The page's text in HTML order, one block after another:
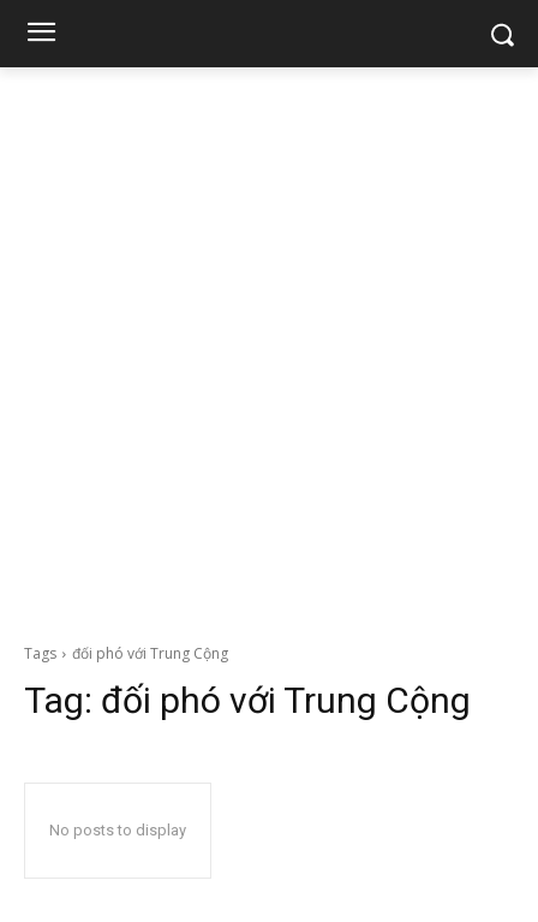
Tags đối phó với Trung Cộng
Tag: đối phó với Trung Cộng
No posts to display